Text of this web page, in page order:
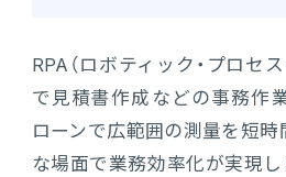
RPA（ロボティック・プロセ
で見積書作成などの事務作
ローンで広範囲の測量を短時
な場面で業務効率化が実現し